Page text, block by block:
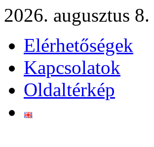
2026. augusztus
Elérhetőségek
Kapcsolatok
Oldaltérkép